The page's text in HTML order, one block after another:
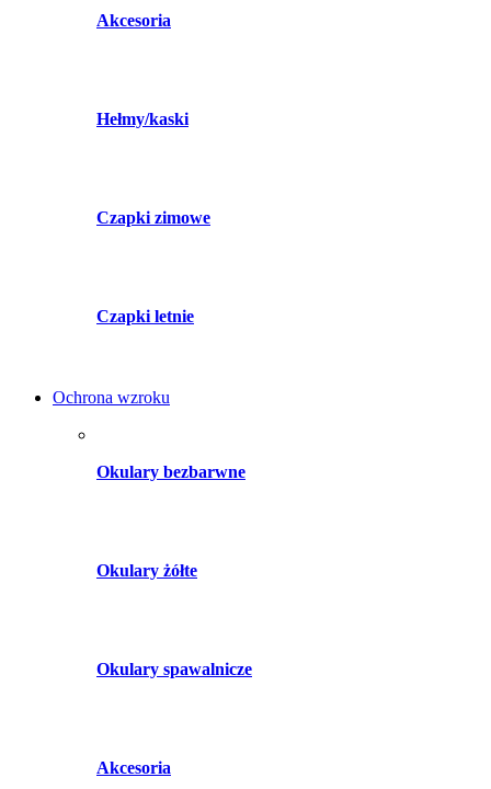
Akcesoria
Hełmy/kaski
Czapki zimowe
Czapki letnie
Ochrona wzroku
Okulary bezbarwne
Okulary żółte
Okulary spawalnicze
Akcesoria